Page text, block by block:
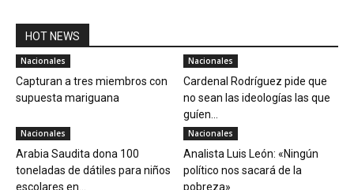
HOT NEWS
Nacionales
Capturan a tres miembros con
supuesta mariguana
Nacionales
Cardenal Rodríguez pide que
no sean las ideologías las que
guíen...
Nacionales
Arabia Saudita dona 100
toneladas de dátiles para niños
escolares en...
Nacionales
Analista Luis León: «Ningún
político nos sacará de la
pobreza»